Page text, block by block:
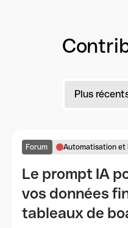
Plus
Forum Automatisation et
Le prompt IA
vos données
tableaux de